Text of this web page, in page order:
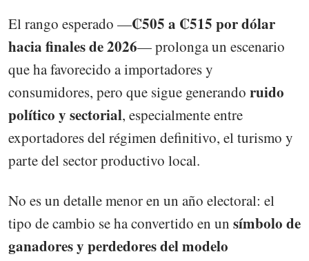
El rango esperado —₡505 a ₡515 por dólar
hacia finales de 2026— prolonga un escenario
que ha favorecido a importadores y
consumidores, pero que sigue generando ruido
político y sectorial, especialmente entre
exportadores del régimen definitivo, el turismo y
parte del sector productivo local.
No es un detalle menor en un año electoral: el
tipo de cambio se ha convertido en un símbolo de
ganadores y perdedores del modelo